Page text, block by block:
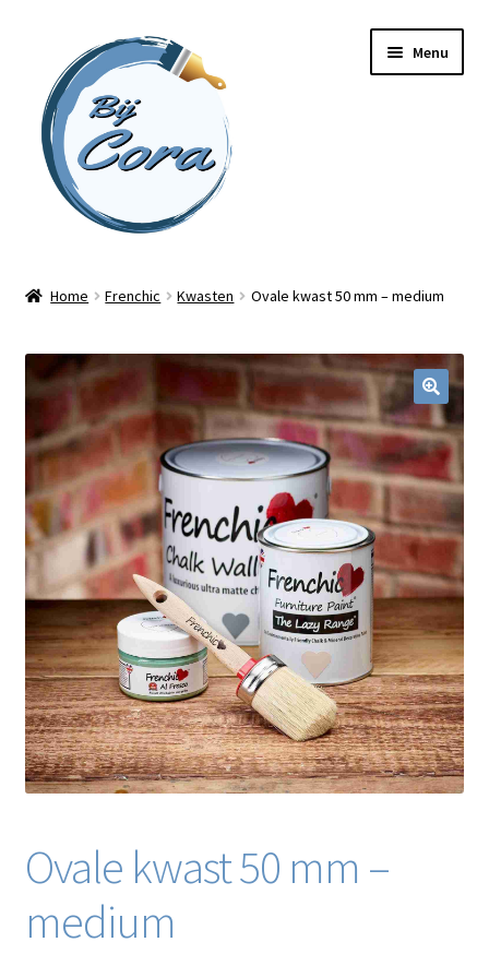
naar
navigatie
inhoud
Menu
Online cursussen
Shop
Blog / DIY / Tutorials
Over mij
Contact
Home Frenchic Kwasten Ovale kwast 50 mm – medium
Ovale kwast 50 mm –
medium